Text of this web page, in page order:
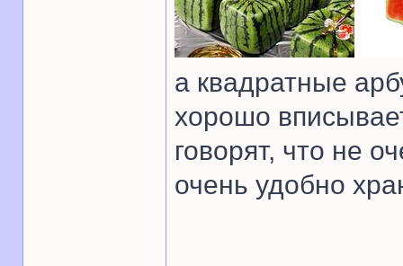
а квадратные
хорошо
говорят, что не
очень удобно